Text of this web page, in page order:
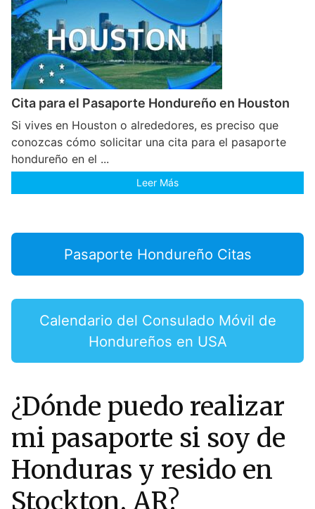
Cita para el Pasaporte Hondureño en Houston
Si vives en Houston o alrededores, es preciso que
conozcas cómo solicitar una cita para el pasaporte
hondureño en el ...
Leer Más
Pasaporte Hondureño Citas
Calendario del Consulado Móvil de
Hondureños en USA
¿Dónde puedo realizar
mi pasaporte si soy de
Honduras y resido en
Stockton, AR?